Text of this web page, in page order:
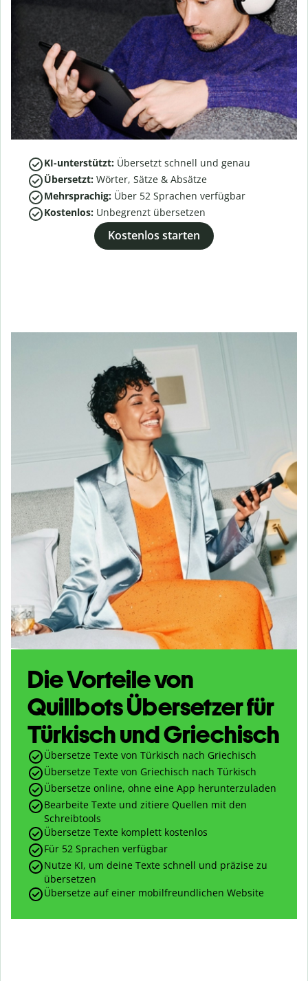
KI-unterstützt: Übersetzt schnell und genau
Übersetzt: Wörter, Sätze & Absätze
Mehrsprachig: Über 52 Sprachen verfügbar
Kostenlos: Unbegrenzt übersetzen
Kostenlos starten
Die Vorteile von
Quillbots Übersetzer für
Türkisch und Griechisch
Übersetze Texte von Türkisch nach Griechisch
Übersetze Texte von Griechisch nach Türkisch
Übersetze online, ohne eine App herunterzuladen
Bearbeite Texte und zitiere Quellen mit den
Schreibtools
Übersetze Texte komplett kostenlos
Für 52 Sprachen verfügbar
Nutze KI, um deine Texte schnell und präzise zu
übersetzen
Übersetze auf einer mobilfreundlichen Website